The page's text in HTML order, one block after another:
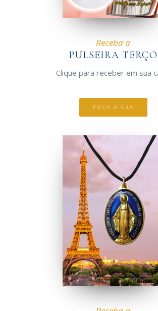
Receba a
PULSEIRA TERÇO
Clique para receber em sua
PEÇA A SUA